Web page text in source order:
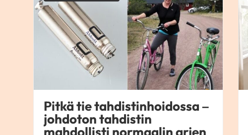
Pitkä tie tahdistinhoidossa –
johdoton tahdistin
mahdollisti normaalin arjen